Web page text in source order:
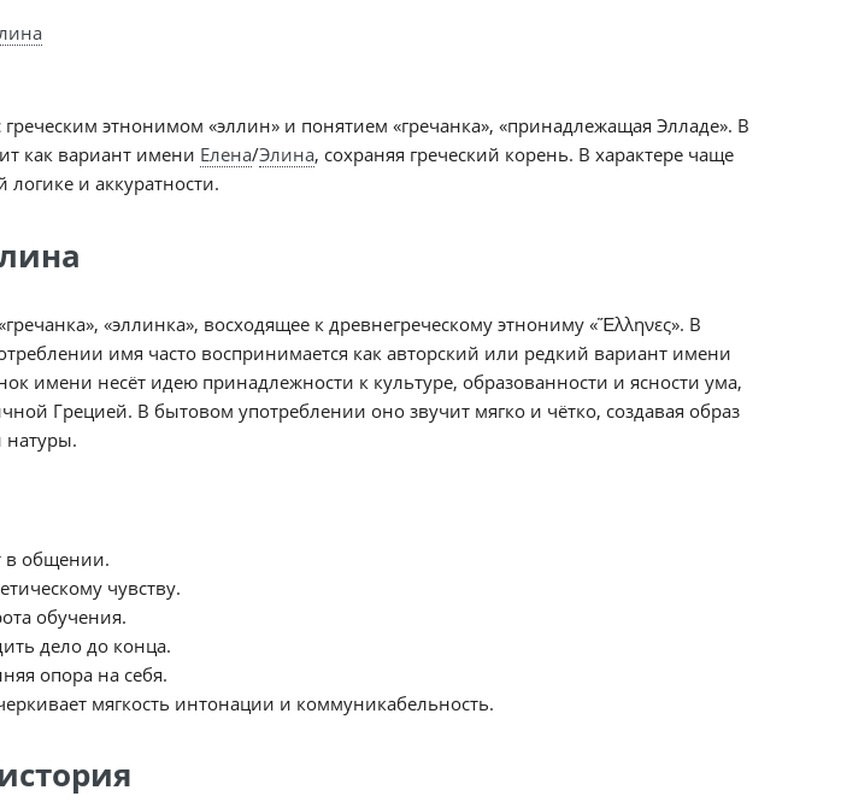
этнонимом «эллин» и понятием «гречанка», «принадлежащая Элладе». В
как вариант имени Елена/Элина, сохраняя греческий корень. В характере чаще
логике и аккуратности.
«эллинка», восходящее к древнегреческому этнониму «Ἕλληνες». В
имя часто воспринимается как авторский или редкий вариант имени
имени несёт идею принадлежности к культуре, образованности и ясности ума,
Грецией. В бытовом употреблении оно звучит мягко и чётко, создавая образ
натуры.
в общении.
чувству.
обучения.
дело до конца.
опора на себя.
мягкость интонации и коммуникабельность.